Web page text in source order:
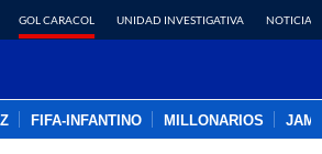
GOL CARACOL UNIDAD INVESTIGATIVA NOTICIAS
FIFA-INFANTINO MILLONARIOS